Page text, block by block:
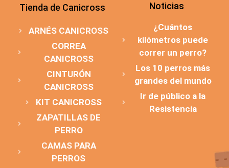
Tienda de Canicross
ARNÉS CANICROSS
CORREA
CANICROSS
CINTURÓN
CANICROSS
KIT CANICROSS
ZAPATILLAS DE
PERRO
CAMAS PARA
PERROS
Noticias
¿Cuántos
kilómetros puede
correr un perro?
Los 10 perros más
grandes del mundo
Ir de público a la
Resistencia